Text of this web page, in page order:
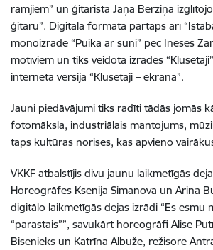
rāmjiem” un ģitārista Jāņa Bērziņa
ģitāru”. Digitālā formātā pārtaps arī
monoizrāde “Puika ar suni” pēc Ineses
motīviem un tiks veidota izrādes
interneta versija “Klusētāji – ekrānā”.
Jauni piedāvājumi tiks radīti tādās jomās
fotomāksla, industriālais mantojums,
taps kultūras norises, kas apvieno
VKKF atbalstījis divu jaunu laikmetīgās
Horeogrāfes Ksenija Simanova un Arina
digitālo laikmetīgās dejas izrādi “Es esmu
“parastais””, savukārt horeogrāfi Alise
Bisenieks un Katrīna Albuže, režisore